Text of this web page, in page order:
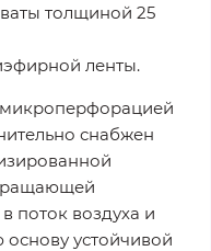
толщиной 25
ленты.
микроперфорацией
снабжен
поток воздуха и
устойчивой